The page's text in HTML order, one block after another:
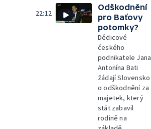
22:12
Odškodnění
pro Baťovy
potomky?
Dědicové
českého
podnikatele Jana
Antonína Bati
žádají Slovensko
o odškodnění za
majetek, který
stát zabavil
rodině na